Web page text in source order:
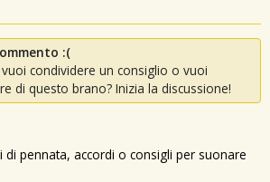
:(
condividere un consiglio o vuoi
di questo brano? Inizia la discussione!
di pennata, accordi o consigli per suonare